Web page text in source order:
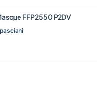
FFP2 550 P2DV